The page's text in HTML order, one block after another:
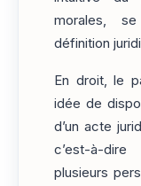
morales,
définition
En droit, le
idée de
d’un acte
c’est-à-
plusieurs